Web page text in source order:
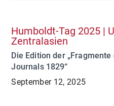
Humboldt-Tag 2025 |
Zentralasien
Die Edition der
Journals 1829“
September 12, 2025